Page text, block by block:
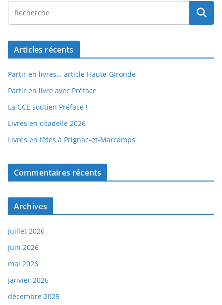
Articles récents
Partir en livres… article Haute-Gironde
Partir en livre avec Préface
La CCE soutien Préface !
Livres en citadelle 2026
Livres en fêtes à Prignac-et-Marcamps
Commentaires récents
Archives
juillet 2026
juin 2026
mai 2026
janvier 2026
décembre 2025